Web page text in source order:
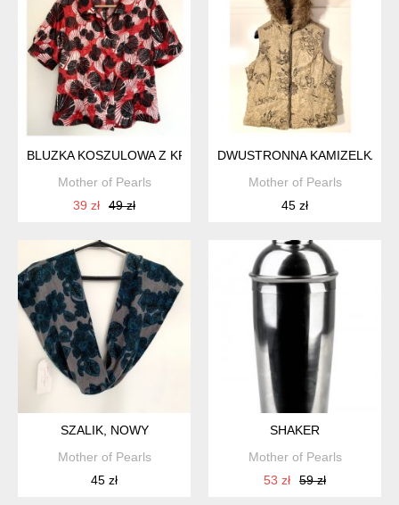
BLUZKA KOSZULOWA Z KRÓTKIM RĘKAWEM, 46
Mother of Pearls
39 zł
49 zł
DWUSTRONNA KAMIZELKA,
Mother of Pearls
45 zł
SZALIK, NOWY
Mother of Pearls
45 zł
SHAKER
Mother of Pearls
53 zł
59 zł